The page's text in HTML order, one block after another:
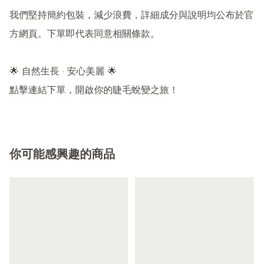
我們堅持簡約包裝，減少浪費，詳細成分與說明均公布於官
方網頁。下單即代表同意相關條款。
🌟 自然生長 · 安心美麗 🌟
點擊連結下單，開啟你的睫毛蛻變之旅！
你可能感興趣的商品